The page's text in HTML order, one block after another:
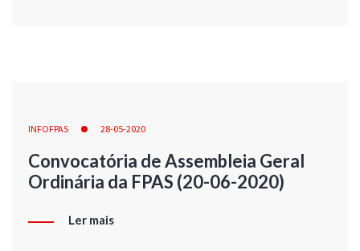
INFOFPAS 28-05-2020
Convocatória de Assembleia Geral
Ordinária da FPAS (20-06-2020)
Ler mais